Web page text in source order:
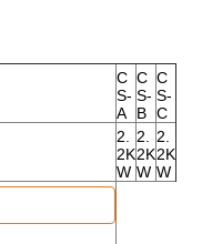
C
S-
A
C
S-
B
C
S-
C
2.
2K
W
2.
2K
W
2.
2K
W